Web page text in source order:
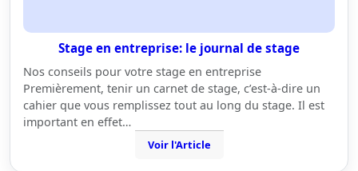
Stage en entreprise: le journal de stage
Nos conseils pour votre stage en entreprise
Premièrement, tenir un carnet de stage, c’est-à-dire un
cahier que vous remplissez tout au long du stage. Il est
important en effet…
Voir l'Article